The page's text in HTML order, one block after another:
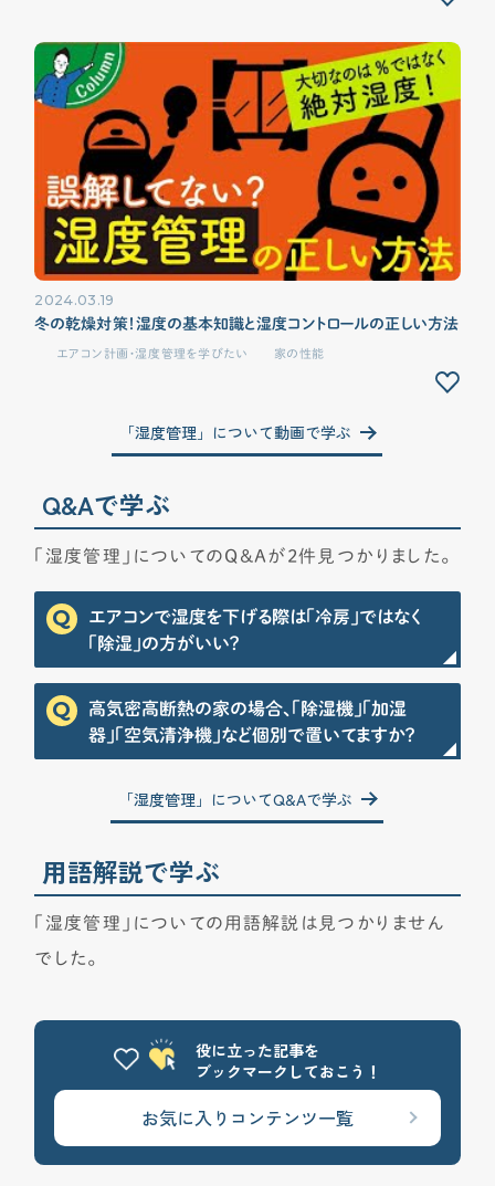
2024.03.19
冬の乾燥対策！湿度の基本知識と湿度コントロールの正しい方法
エアコン計画・湿度管理を学びたい 家の性能
「湿度管理」について動画で学ぶ
Q&Aで学ぶ
「湿度管理」についてのQ&Aが2件見つかりました。
エアコンで湿度を下げる際は「冷房」ではなく
「除湿」の方がいい？
高気密高断熱の家の場合、「除湿機」「加湿
器」「空気清浄機」など個別で置いてますか？
「湿度管理」についてQ&Aで学ぶ
用語解説で学ぶ
「湿度管理」についての用語解説は見つかりません
でした。
役に立った記事を
ブックマークしておこう！
お気に入りコンテンツ一覧